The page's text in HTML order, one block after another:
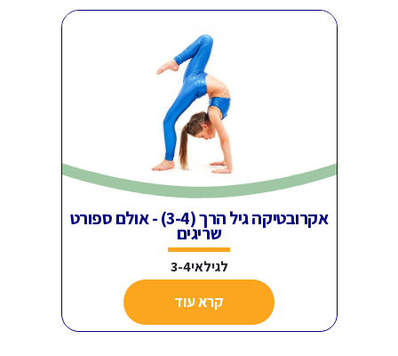
אקרובטיקה גיל הרך (3-4) - אולם ספורט
שריגים
לגילאי3-4
קרא עוד